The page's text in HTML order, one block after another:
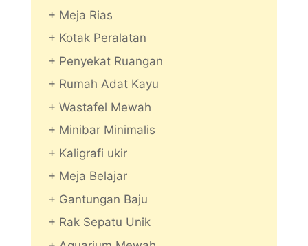
+ Meja Rias
+ Kotak Peralatan
+ Penyekat Ruangan
+ Rumah Adat Kayu
+ Wastafel Mewah
+ Minibar Minimalis
+ Kaligrafi ukir
+ Meja Belajar
+ Gantungan Baju
+ Rak Sepatu Unik